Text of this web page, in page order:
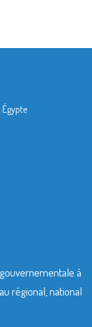
Égypte
à
régional, national